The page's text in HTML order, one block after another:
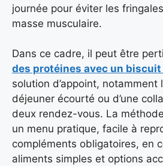
journée pour éviter les
masse musculaire.
Dans ce cadre, il peut être
des protéines avec un
solution d’appoint, notamment
déjeuner écourté ou d’une
deux rendez-vous. La
un menu pratique, facile à
compléments obligatoires, en
aliments simples et options